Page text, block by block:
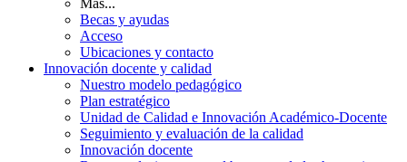
Becas y ayudas
Acceso
Ubicaciones y contacto
Innovación docente y calidad
Nuestro modelo pedagógico
Plan estratégico
Unidad de Calidad e Innovación Académico-Docente
Seguimiento y evaluación de la calidad
Innovación docente